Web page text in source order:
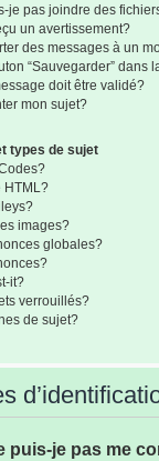
je pas joindre des
un avertissement?
des messages à un
“Sauvegarder” dans
doit être validé?
mon sujet?
types de sujet
HTML?
images?
globales?
it?
verrouillés?
de sujet?
puis-je pas me